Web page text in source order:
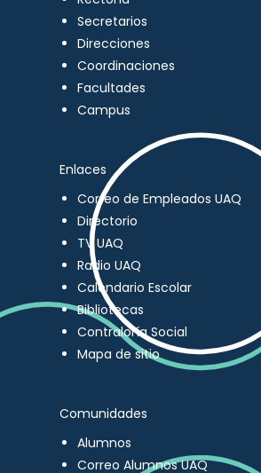
Secretarios
Direcciones
Coordinaciones
Facultades
Campus
Enlaces
Correo de Empleados UAQ
Directorio
TV UAQ
Radio UAQ
Calendario Escolar
Bibliotecas
Contraloría Social
Mapa de sitio
Comunidades
Alumnos
Correo Alumnos UAQ